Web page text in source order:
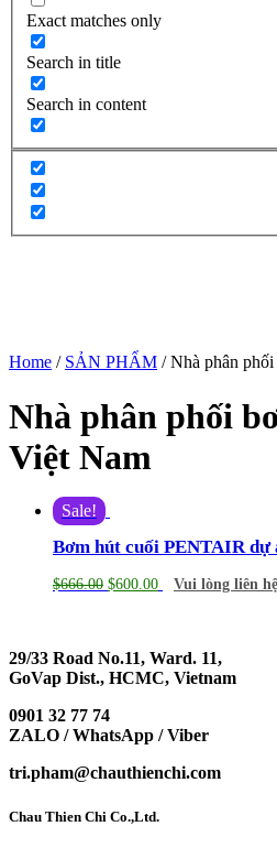
Exact matches only
Search in title
Search in content
Home / SẢN PHẨM / Nhà phân
Nhà phân phối
Việt Nam
Sale!
Bơm hút cuối PENTAIR dự
$666.00 $600.00 Vui lòng liên hệ
29/33 Road No.11, Ward. 11,
GoVap Dist., HCMC, Vietnam
0901 32 77 74
ZALO / WhatsApp / Viber
tri.pham@chauthienchi.com
Chau Thien Chi Co.,Ltd.